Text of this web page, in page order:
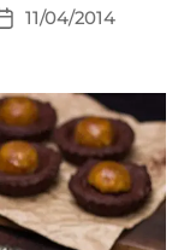
11/04/2014